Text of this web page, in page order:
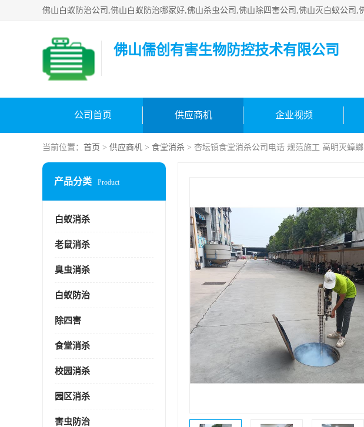
佛山儒创有害生物防控技术有限公司
公司首页 供应商机 企业视频
当前位置： 首页 > 供应商机 > 食堂消杀 > 杏坛镇食堂消杀公司电话 规范施工 高明灭蟑螂
产品分类 Product
白蚁消杀
老鼠消杀
臭虫消杀
白蚁防治
除四害
食堂消杀
校园消杀
园区消杀
害虫防治